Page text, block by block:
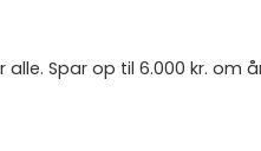
Spar op til 6.000 kr. om